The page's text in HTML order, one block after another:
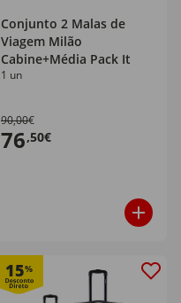
Conjunto 2 Malas de
Viagem Milão
Cabine+Média Pack It
1 un
90,00€
76,50€
15%